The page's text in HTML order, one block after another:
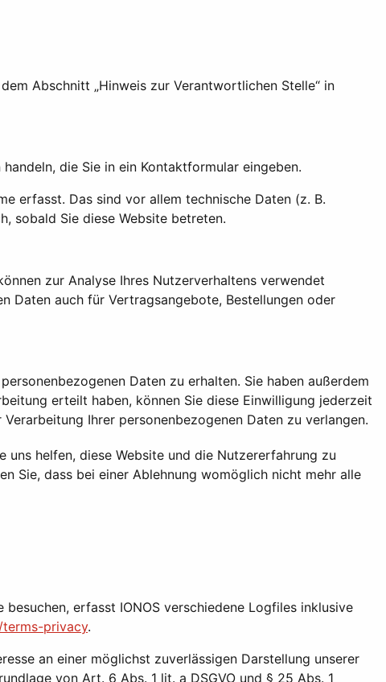
Abschnitt „Hinweis zur Verantwortlichen Stelle“ in
die Sie in ein Kontaktformular eingeben.
erfasst. Das sind vor allem technische Daten (z. B.
sobald Sie diese Website betreten.
zur Analyse Ihres Nutzerverhaltens verwendet
Daten auch für Vertragsangebote, Bestellungen oder
Daten zu erhalten. Sie haben außerdem
erteilt haben, können Sie diese Einwilligung jederzeit
Ihrer personenbezogenen Daten zu verlangen.
erfasst IONOS verschiedene Logfiles inklusive
privacy.
an einer möglichst zuverlässigen Darstellung unserer
von Art. 6 Abs. 1 lit. a DSGVO und § 25 Abs. 1
uns helfen, diese Website und die Nutzererfahrung zu
Sie, dass bei einer Ablehnung womöglich nicht mehr alle